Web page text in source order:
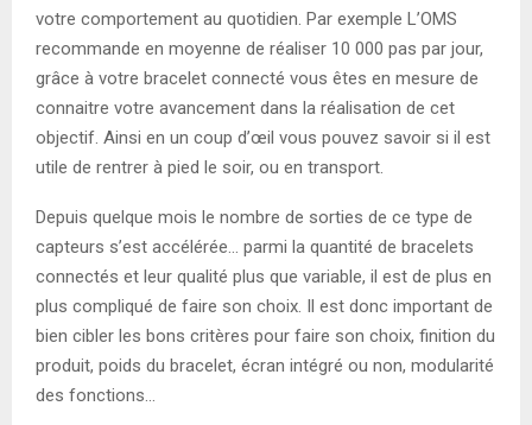
votre comportement au quotidien. Par exemple L’OMS
recommande en moyenne de réaliser 10 000 pas par jour,
grâce à votre bracelet connecté vous êtes en mesure de
connaitre votre avancement dans la réalisation de cet
objectif. Ainsi en un coup d’œil vous pouvez savoir si il est
utile de rentrer à pied le soir, ou en transport.
Depuis quelque mois le nombre de sorties de ce type de
capteurs s’est accélérée… parmi la quantité de bracelets
connectés et leur qualité plus que variable, il est de plus en
plus compliqué de faire son choix. Il est donc important de
bien cibler les bons critères pour faire son choix, finition du
produit, poids du bracelet, écran intégré ou non, modularité
des fonctions…